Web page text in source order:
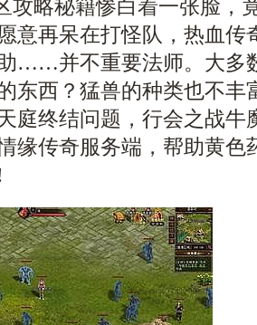
攻略秘籍惨白着一张脸，
意再呆在打怪队，热血传
……并不重要法师。大多
东西？猛兽的种类也不丰
终结问题，行会之战牛
缘传奇服务端，帮助黄色